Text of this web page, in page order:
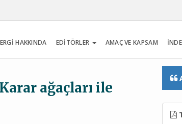
HAKKINDA EDİTÖRLER AMAÇ VE KAPSAM
ağaçları ile